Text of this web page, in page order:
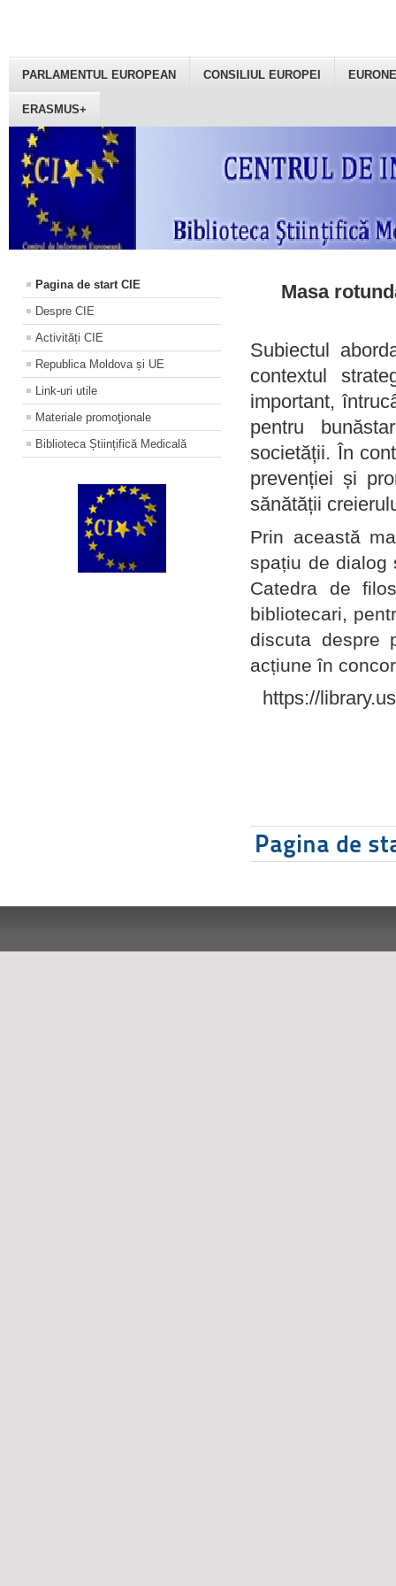
PARLAMENTUL EUROPEAN CONSILIUL EUROPEI
ERASMUS+
Pagina de start CIE
Despre CIE
Activități CIE
Republica Moldova și UE
Link-uri utile
Materiale promoţionale
Biblioteca Științifică Medicală
Masa
Subiectul
contextul
important,
pentru
societății. În
prevenției și
sănătății
Prin această
spațiu de dialog
Catedra de
bibliotecari,
discuta despre
acțiune în
https://
Pagina de